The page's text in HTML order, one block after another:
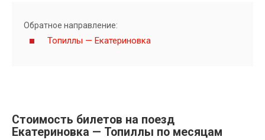
Обратное направление:
Топиллы — Екатериновка
Стоимость билетов на поезд
Екатериновка — Топиллы по месяцам